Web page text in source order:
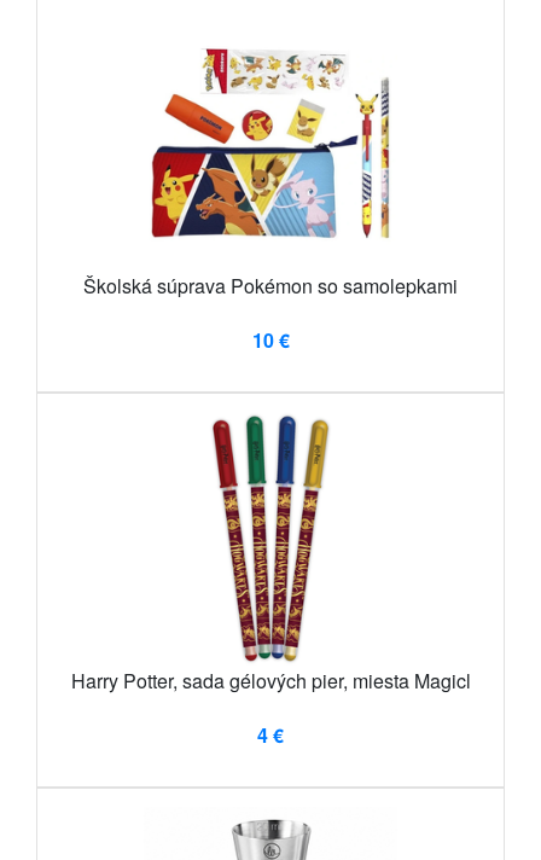
Školská súprava Pokémon so samolepkami
10 €
Harry Potter, sada gélových pier, miesta Magicl
4 €